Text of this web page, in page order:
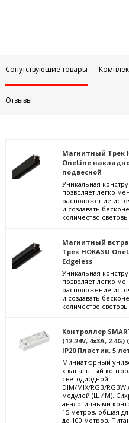
Сопутствующие товары
Отзывы
Магнитный Трек
OneLine
подвесной
Уникальная
позволяет легко
расположение
и создавать
количество
Магнитный
Трек HOKASU
Edgeless
Уникальная
позволяет легко
расположение
и создавать
количество
Контроллер
(12-24V, 4x3A,
IP20 Пластик, 5
Миниатюрный
х канальный
светодиодной
DIM/MIX/RGB/RGBW
модулей (ШИМ).
аналогичными
15 метров, общая
до 100 метров.